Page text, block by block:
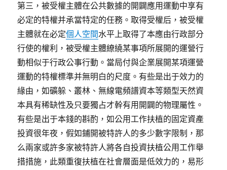
第三，被受權主體在公共數據的開闢應用運動中享有
必定的特權并承當特定的任務。取得受權后，被受權
主體就在必定個人空間水平上取得了本應由行政部分
行使的權利，被受權主體繚繞某事項所展開的運營行
動相似于行政公事行動。當局付與企業展開某項運營
運動的特權標準并無明白的尺度。有些是出于效力的
緣由，如礦躲、叢林、無線電頻譜資本等類型天然資
本具有稀缺性及只要獨占才幹有用開闢的物理屬性。
有些是出于本錢的斟酌，如公用工作扶植的固定資產
投資很年夜，假如鋪開被特許人的多少數字限制，那
么兩家或許多家被特許人將各自投資扶植公用工作舉
措措施，此類重復扶植在社會層面是低效力的，易形